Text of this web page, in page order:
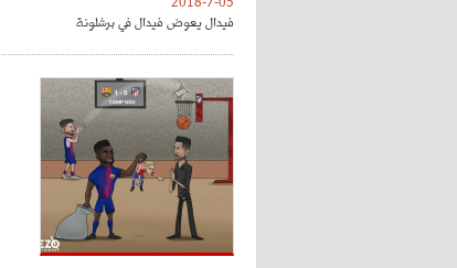
فيدال يعوض فيدال في برشلونة